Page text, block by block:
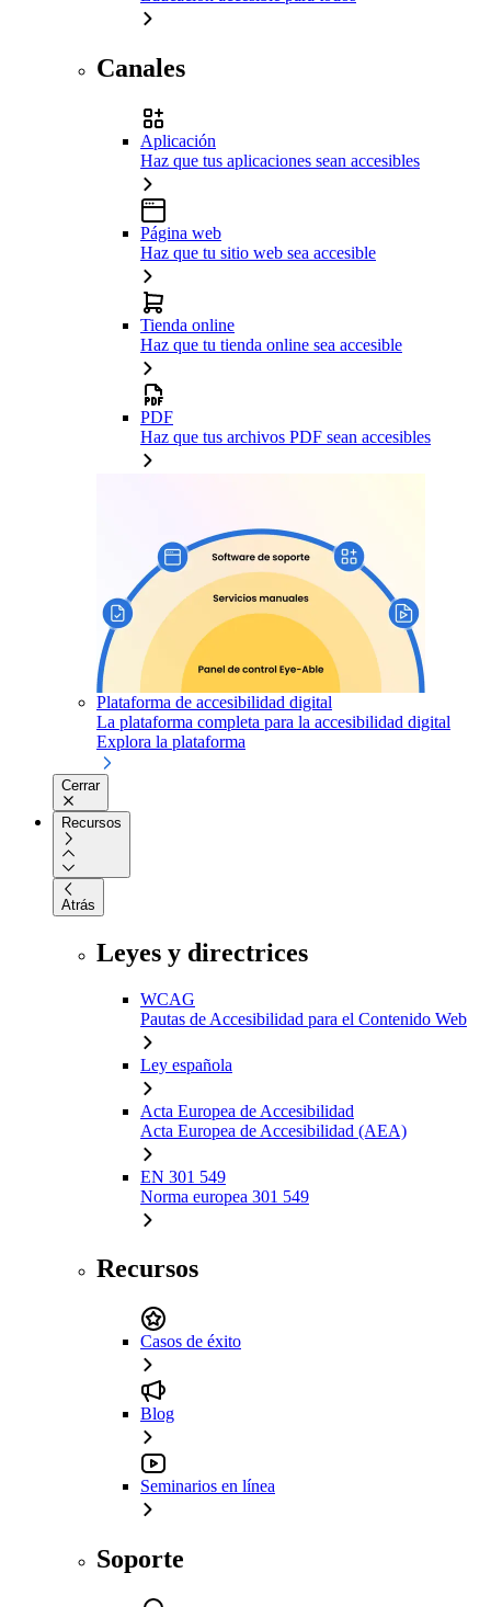
Canales
Aplicación
Haz que tus aplicaciones sean accesibles
Página web
Haz que tu sitio web sea accesible
Tienda online
Haz que tu tienda online sea accesible
PDF
Haz que tus archivos PDF sean accesibles
Plataforma de accesibilidad digital
La plataforma completa para la accesibilidad digital
Explora la plataforma
Cerrar
Recursos
Atrás
Leyes y directrices
WCAG
Pautas de Accesibilidad para el Contenido Web
Ley española
Acta Europea de Accesibilidad
Acta Europea de Accesibilidad (AEA)
EN 301 549
Norma europea 301 549
Recursos
Casos de éxito
Blog
Seminarios en línea
Soporte